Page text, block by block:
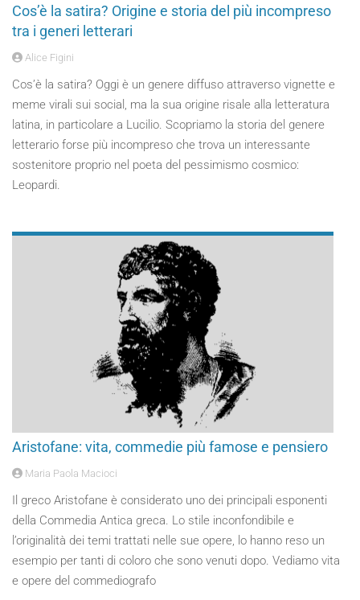
Cos’è la satira? Origine e storia del più incompreso
tra i generi letterari
Alice Figini
Cos’è la satira? Oggi è un genere diffuso attraverso vignette e
meme virali sui social, ma la sua origine risale alla letteratura
latina, in particolare a Lucilio. Scopriamo la storia del genere
letterario forse più incompreso che trova un interessante
sostenitore proprio nel poeta del pessimismo cosmico:
Leopardi.
Aristofane: vita, commedie più famose e pensiero
Maria Paola Macioci
Il greco Aristofane è considerato uno dei principali esponenti
della Commedia Antica greca. Lo stile inconfondibile e
l’originalità dei temi trattati nelle sue opere, lo hanno reso un
esempio per tanti di coloro che sono venuti dopo. Vediamo vita
e opere del commediografo